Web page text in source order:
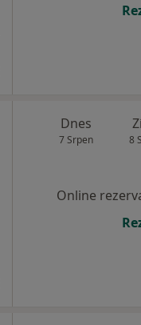
Dnes
7 Srpen 8
Online